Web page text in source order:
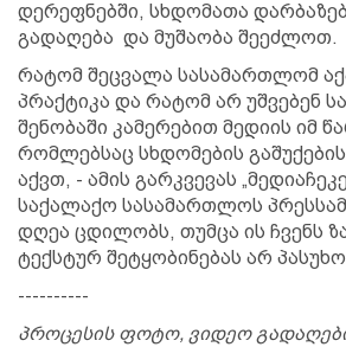
დერეფნებში, სხდომათა
გადაღება და მუშაობა შეეძლოთ.
რატომ შეცვალა სასამართლომ
პრაქტიკა და რატომ არ უშვებენ
შენობაში კამერებით მედიის იმ
რომლებსაც სხდომების
აქვთ, - ამის გარკვევას
საქალაქო სასამართლოს
დღეა ცდილობს, თუმცა ის ჩვენს
ტექსტურ შეტყობინებას არ
----------
პროცესის ფოტო, ვიდეო